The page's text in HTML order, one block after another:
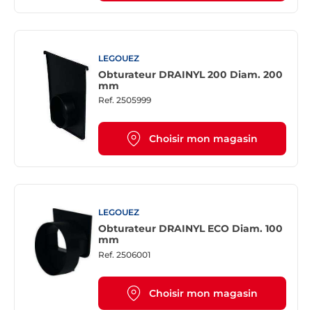
LEGOUEZ
Obturateur DRAINYL 200 Diam. 200
mm
Ref. 2505999
Choisir mon magasin
LEGOUEZ
Obturateur DRAINYL ECO Diam. 100
mm
Ref. 2506001
Choisir mon magasin